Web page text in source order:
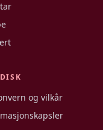
og vilkår